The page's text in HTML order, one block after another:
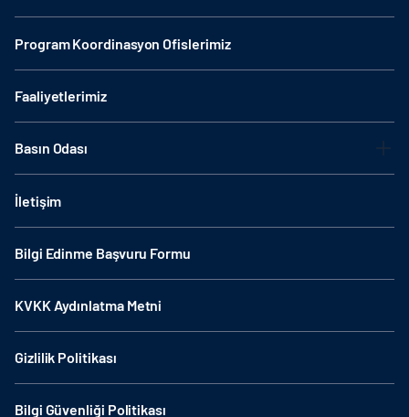
Program Koordinasyon Ofislerimiz
Faaliyetlerimiz
Basın Odası
İletişim
Bilgi Edinme Başvuru Formu
KVKK Aydınlatma Metni
Gizlilik Politikası
Bilgi Güvenliği Politikası